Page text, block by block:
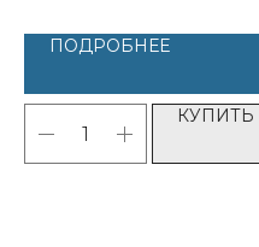
ПОДРОБНЕЕ
КУПИТЬ